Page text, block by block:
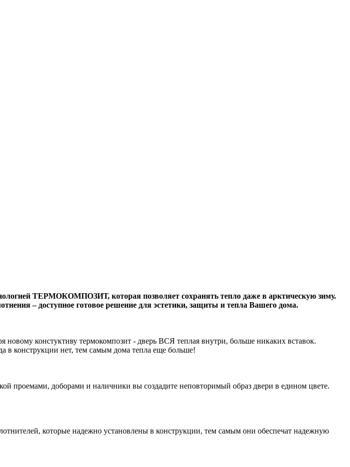
ТЕРМОКОМПОЗИТ, которая позволяет сохранять тепло даже в арктическую зиму.
– доступное готовое решение для эстетики, защиты и тепла Вашего дома.
констуктиву термокомпозит - дверь ВСЯ теплая внутри, больше никаких вставок.
в конструкции нет, тем самым дома тепла еще больше!
проемами, доборами и наличники вы создадите неповторимый образ двери в едином цвете.
которые надежно установлены в конструкции, тем самым они обеспечат надежную